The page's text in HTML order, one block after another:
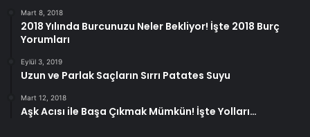
Mart 8, 2018
2018 Yılında Burcunuzu Neler Bekliyor! İşte 2018 Burç
Yorumları
Eylül 3, 2019
Uzun ve Parlak Saçların Sırrı Patates Suyu
Mart 12, 2018
Aşk Acısı ile Başa Çıkmak Mümkün! İşte Yolları…